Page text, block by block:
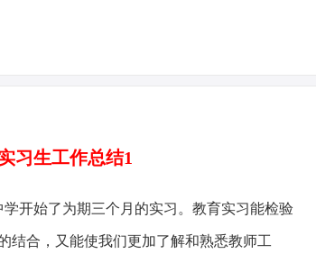
习生工作总结1
开始了为期三个月的实习。教育实习能检验
结合，又能使我们更加了解和熟悉教师工